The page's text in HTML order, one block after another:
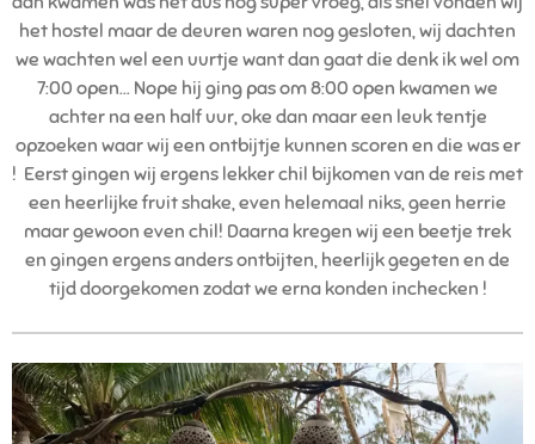
het hostel maar de deuren waren nog gesloten, wij dachten
we wachten wel een uurtje want dan gaat die denk ik wel om
7:00 open... Nope hij ging pas om 8:00 open kwamen we
achter na een half uur, oke dan maar een leuk tentje
opzoeken waar wij een ontbijtje kunnen scoren en die was er
! Eerst gingen wij ergens lekker chil bijkomen van de reis met
een heerlijke fruit shake, even helemaal niks, geen herrie
maar gewoon even chil! Daarna kregen wij een beetje trek
en gingen ergens anders ontbijten, heerlijk gegeten en de
tijd doorgekomen zodat we erna konden inchecken !